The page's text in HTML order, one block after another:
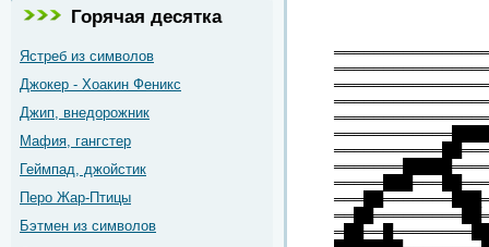
Горячая десятка
Ястреб из символов
Джокер - Хоакин Феникс
Джип, внедорожник
Мафия, гангстер
Геймпад, джойстик
Перо Жар-Птицы
Бэтмен из символов